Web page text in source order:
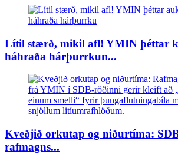
Lítil stærð, mikil afl! YMIN þéttar
háhraða hárþurrkun...
Kveðjið orkutap og niðurtíma:
rafmagns...